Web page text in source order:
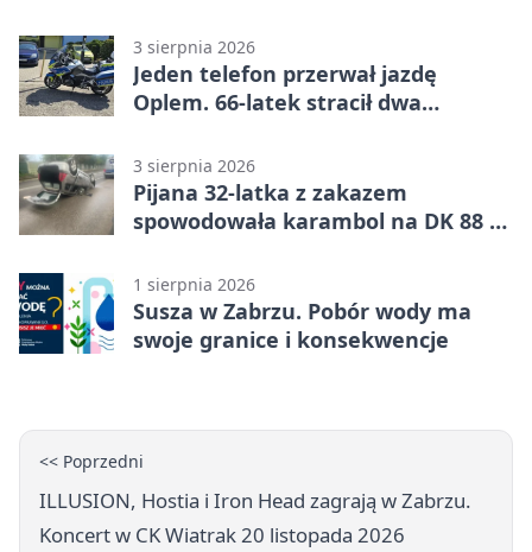
3 sierpnia 2026
Jeden telefon przerwał jazdę
Oplem. 66-latek stracił dwa
3 sierpnia 2026
Pijana 32-latka z zakazem
spowodowała karambol na DK 88 w
1 sierpnia 2026
Susza w Zabrzu. Pobór wody ma
swoje granice i konsekwencje
<< Poprzedni
ILLUSION, Hostia i Iron Head zagrają w Zabrzu.
Koncert w CK Wiatrak 20 listopada 2026